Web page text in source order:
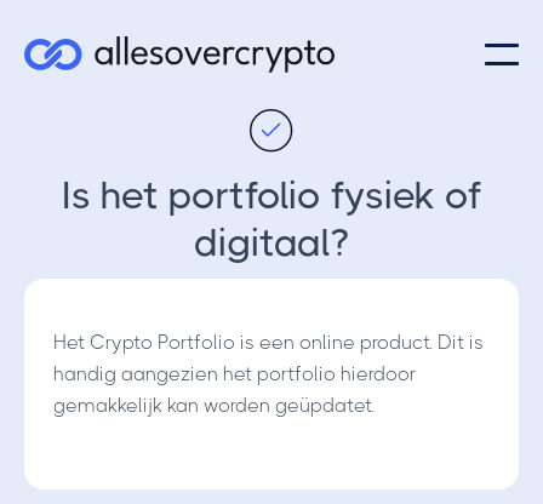
Is het portfolio fysiek of
digitaal?
Het Crypto Portfolio is een online product. Dit is
handig aangezien het portfolio hierdoor
gemakkelijk kan worden geüpdatet.